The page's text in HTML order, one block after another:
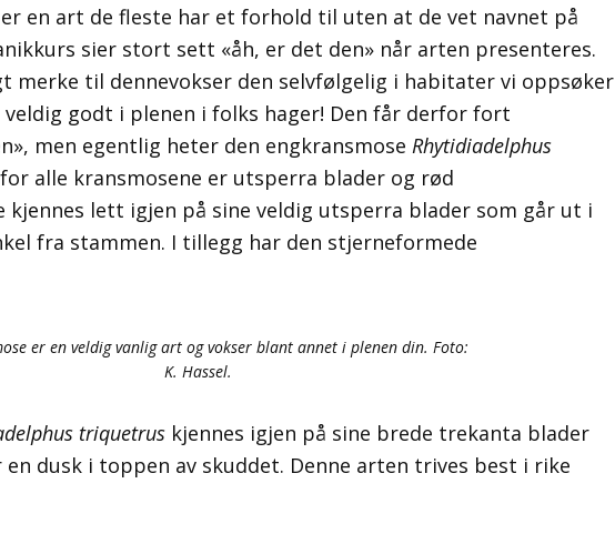
en art de fleste har et forhold til uten at de vet navnet på
sier stort sett «åh, er det den» når arten presenteres.
merke til dennevokser den selvfølgelig i habitater vi oppsøker
godt i plenen i folks hager! Den får derfor fort
men egentlig heter den engkransmose Rhytidiadelphus
alle kransmosene er utsperra blader og rød
kjennes lett igjen på sine veldig utsperra blader som går ut i
fra stammen. I tillegg har den stjerneformede
er en veldig vanlig art og vokser blant annet i plenen din. Foto:
K. Hassel.
triquetrus kjennes igjen på sine brede trekanta blader
dusk i toppen av skuddet. Denne arten trives best i rike